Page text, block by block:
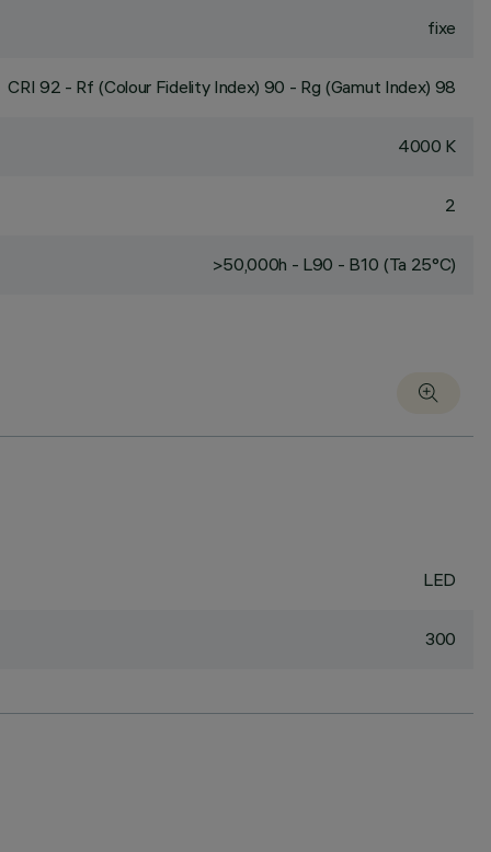
fixe
CRI 92 - Rf (Colour Fidelity Index) 90 - Rg (Gamut Index) 98
4000 K
2
>50,000h - L90 - B10 (Ta 25°C)
LED
300